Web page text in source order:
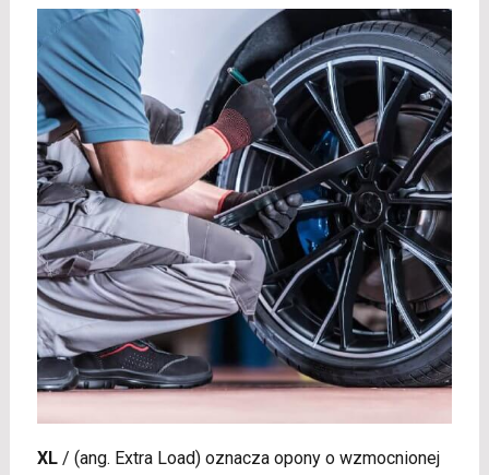
XL/ (ang. Extra Load) oznacza opony o wzmocnionej